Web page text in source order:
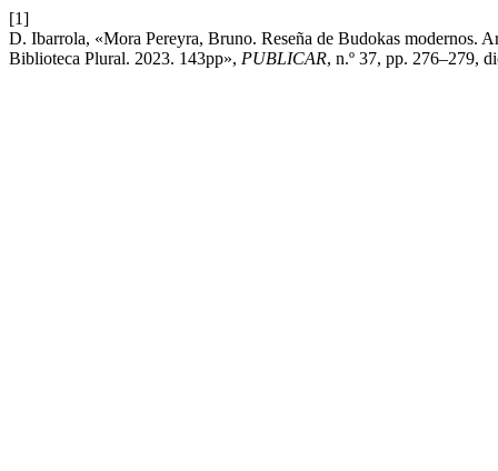
[1]
D. Ibarrola, «Mora Pereyra, Bruno. Reseña de Budokas modernos.
Biblioteca Plural. 2023. 143pp», PUBLICAR, n.º 37, pp. 276–279,